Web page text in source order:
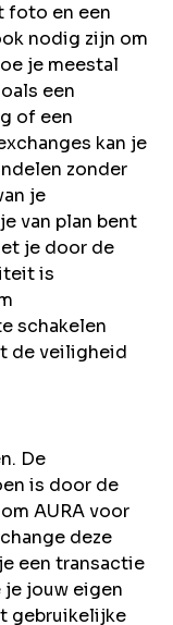
foto en een
nodig zijn om
je meestal
een
of een
kan je
zonder
je
van plan bent
je door de
is
schakelen
de veiligheid
De
is door de
AURA voor
deze
een transactie
je jouw eigen
gebruikelijke